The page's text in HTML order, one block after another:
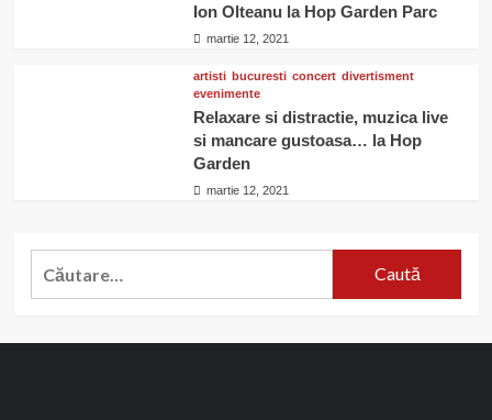
Ion Olteanu la Hop Garden Parc
martie 12, 2021
artisti bucuresti concert divertisment
evenimente
Relaxare si distractie, muzica live
si mancare gustoasa… la Hop
Garden
martie 12, 2021